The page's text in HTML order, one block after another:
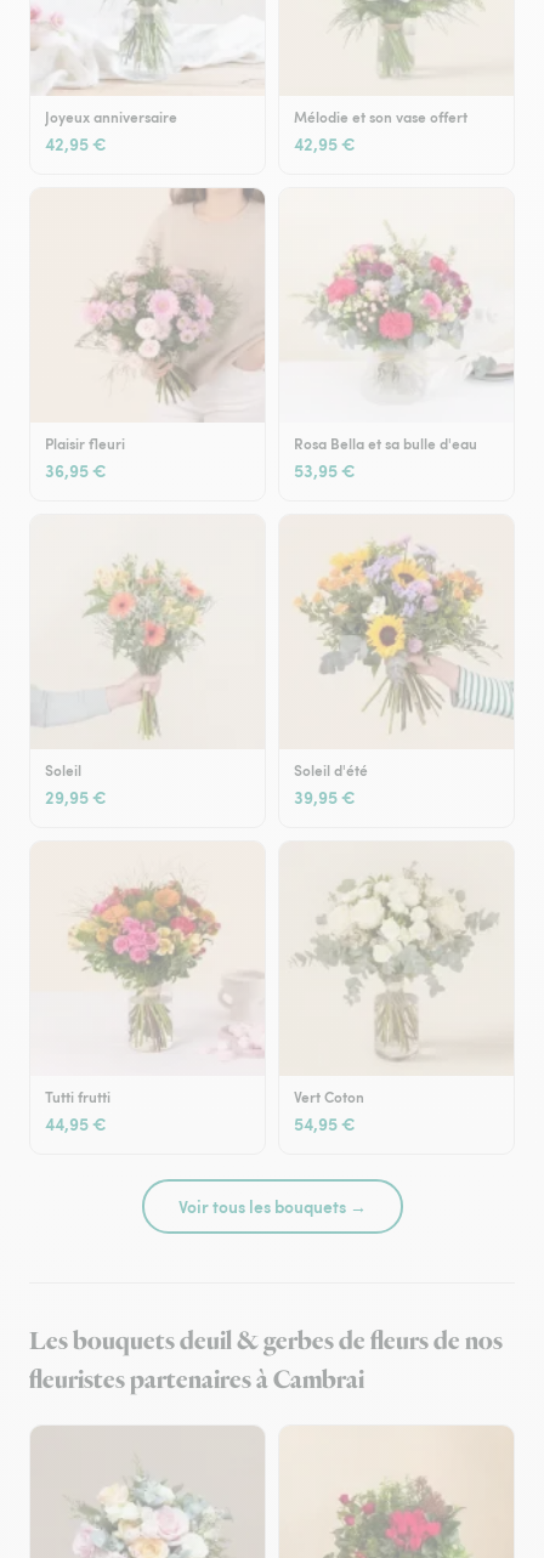
Joyeux anniversaire
42,95 €
Mélodie et son vase offert
42,95 €
Plaisir fleuri
36,95 €
Rosa Bella et sa bulle d'eau
53,95 €
Soleil
29,95 €
Soleil d'été
39,95 €
Tutti frutti
44,95 €
Vert Coton
54,95 €
Voir tous les bouquets →
Les bouquets deuil & gerbes de fleurs de nos
fleuristes partenaires à Cambrai